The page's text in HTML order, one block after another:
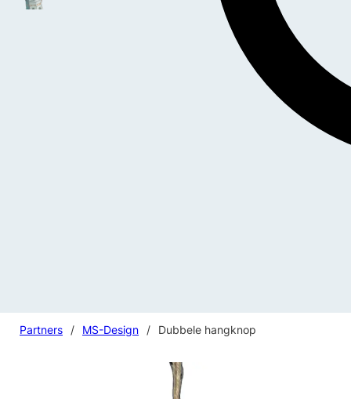
Partners / MS-Design / Dubbele hangknop